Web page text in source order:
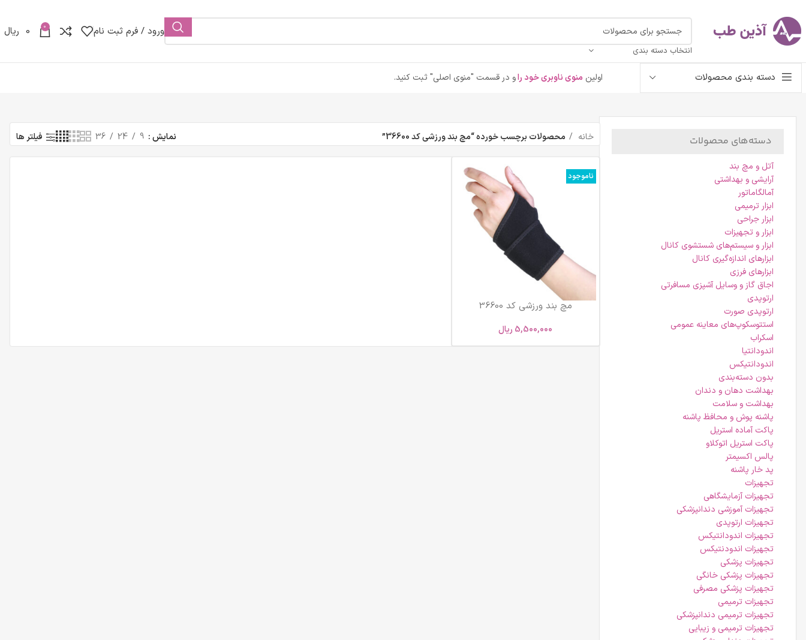
انتخاب دسته بندی
ورود / فرم ثبت نام 0
0 ریال
دسته بندی محصولات اولین منوی ناوبری خود راو در قسمت "منوی اصلی" ثبت کنید.
دسته‌های محصولات
آتل و مچ بند
آرایشی و بهداشتی
آمالگاماتور
ابزار ترمیمی
ابزار جراحی
ابزار و تجهیزات
ابزار و سیستم‌های شستشوی کانال
ابزارهای اندازه‌گیری کانال
ابزارهای فرزی
اجاق گاز و وسایل آشپزی مسافرتی
ارتوپدی
ارتوپدی صورت
استتوسکوپ‌های معاینه عمومی
اسکراب
اندودانتیا
اندودانتیکس
بدون دسته‌بندی
بهداشت دهان و دندان
بهداشت و سلامت
پاشنه پوش و محافظ پاشنه
پاکت آماده استریل
پاکت استریل اتوکلاو
پالس اکسیمتر
پد خار پاشنه
تجهیزات
تجهیزات آزمایشگاهی
تجهیزات آموزشی دندانپزشکی
تجهیزات ارتوپدی
تجهیزات اندودانتیکس
تجهیزات اندودنتیکس
تجهیزات پزشکی
تجهیزات پزشکی خانگی
تجهیزات پزشکی مصرفی
تجهیزات ترمیمی
تجهیزات ترمیمی دندانپزشکی
تجهیزات ترمیمی و زیبایی
خانه محصولات برچسب خورده “مچ بند ورزشی کد 36600” نمایش 9
24
36 فیلتر ها
ناموجود
مچ بند ورزشی کد 36600
5,500,000 ریال